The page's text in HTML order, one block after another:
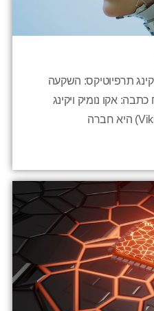
תרפיוטיקס: השקעה
אקו נומיק ויקינג
תרפיוטיקס (Viking Therapeutics) היא חברה